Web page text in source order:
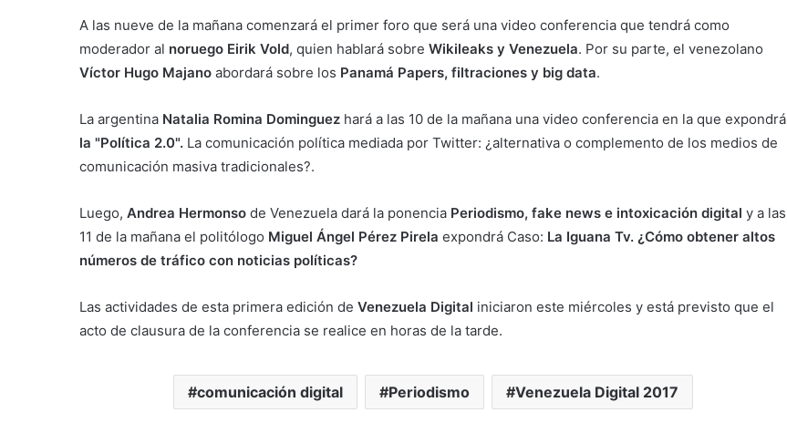
A las nueve de la mañana comenzará el primer foro que será una video conferencia que tendrá como
moderador al noruego Eirik Vold, quien hablará sobre Wikileaks y Venezuela. Por su parte, el venezolano
Víctor Hugo Majano abordará sobre los Panamá Papers, filtraciones y big data.
La argentina Natalia Romina Dominguez hará a las 10 de la mañana una video conferencia en la que expondrá
la "Política 2.0". La comunicación política mediada por Twitter: ¿alternativa o complemento de los medios de
comunicación masiva tradicionales?.
Luego, Andrea Hermonso de Venezuela dará la ponencia Periodismo, fake news e intoxicación digital y a las
11 de la mañana el politólogo Miguel Ángel Pérez Pirela expondrá Caso: La Iguana Tv. ¿Cómo obtener altos
números de tráfico con noticias políticas?
Las actividades de esta primera edición de Venezuela Digital iniciaron este miércoles y está previsto que el
acto de clausura de la conferencia se realice en horas de la tarde.
comunicación digital Periodismo Venezuela Digital 2017